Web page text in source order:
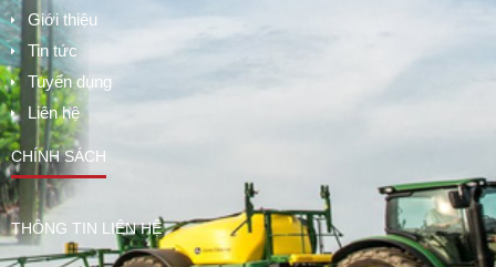
Giới thiệu
Tin tức
Tuyển dụng
Liên hệ
CHÍNH SÁCH
THÔNG TIN LIÊN HỆ